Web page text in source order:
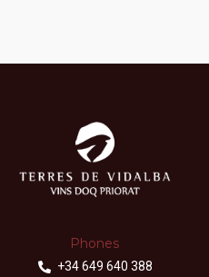
Phones
+34 649 640 388